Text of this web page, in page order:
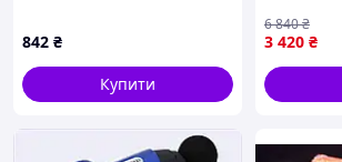
842 ₴
Купити
3 420 ₴
6 840₴